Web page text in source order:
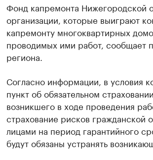
Фонд капремонта Нижегородской
организации, которые выиграют
капремонту многоквартирных
проводимых ими работ, сообщает
региона.
Согласно информации, в условия
пункт об обязательном
возникшего в ходе проведения
страхование рисков гражданской
лицами на период гарантийного
будут обязаны устранять